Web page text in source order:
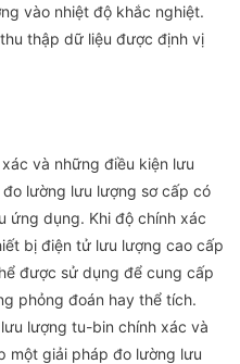
vào nhiệt độ khắc nghiệt.
thập dữ liệu được định vị
và những điều kiện lưu
lường lưu lượng sơ cấp có
ứng dụng. Khi độ chính xác
bị điện tử lưu lượng cao cấp
được sử dụng để cung cấp
phỏng đoán hay thể tích.
lượng tu-bin chính xác và
một giải pháp đo lường lưu